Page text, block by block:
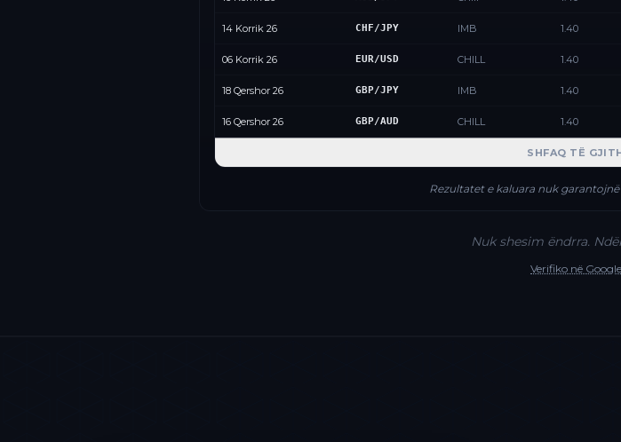
14 Korrik 26 CHF/JPY IMB 1.40
06 Korrik 26 EUR/USD CHILL 1.40
18 Qershor 26 GBP/JPY IMB 1.40
16 Qershor 26 GBP/AUD CHILL 1.40
SHFAQ TË
Rezultatet e kaluara nuk
Nuk shesim ëndrra.
Verifiko në